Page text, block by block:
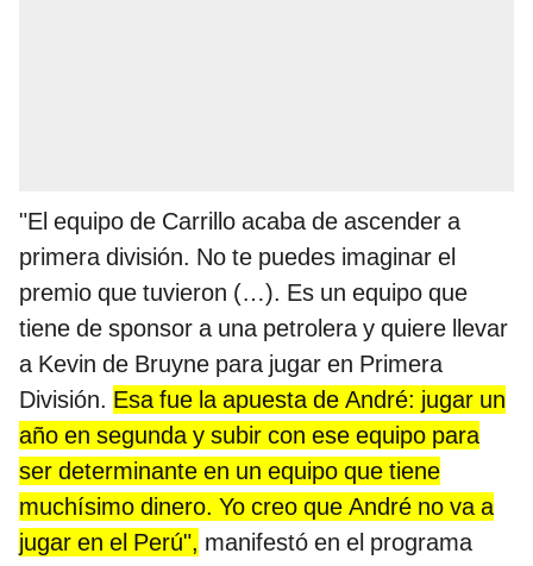
"El equipo de Carrillo acaba de ascender a
primera división. No te puedes imaginar el
premio que tuvieron (…). Es un equipo que
tiene de sponsor a una petrolera y quiere llevar
a Kevin de Bruyne para jugar en Primera
División. Esa fue la apuesta de André: jugar un
año en segunda y subir con ese equipo para
ser determinante en un equipo que tiene
muchísimo dinero. Yo creo que André no va a
jugar en el Perú", manifestó en el programa